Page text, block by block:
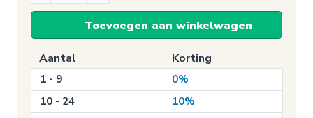
sticker,
-5%
(Rond/Rood)
aantal
Toevoegen aan winkelwagen
Aantal Korting
1 - 9
0%
10 - 24
10%